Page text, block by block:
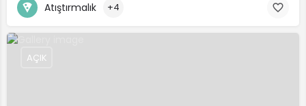
Atıştırmalık +4
AÇIK